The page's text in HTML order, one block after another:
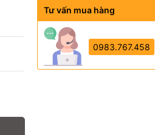
Tư vấn mua hàng
0983.767.458